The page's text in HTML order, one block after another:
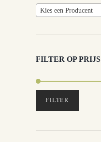
Kies een Producent
FILTER OP PRIJS
FILTER